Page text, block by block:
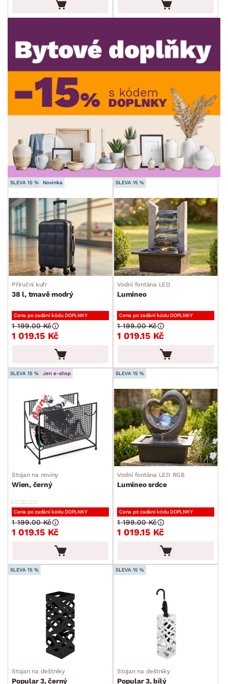
min. cm max. cm
max.
MATERIÁL
FUNKCE
POVRCHOVÁ ÚPRAVA
STYL
MÍSTNOST
SKLADOVOST
SLEVA 15 % Novinka
Příruční kufr
38 l, tmavě modrý
Cena po zadání kódu DOPLNKY
1 019.15 Kč
1 199.00 Kč
SLEVA 15 %
Vodní fontána LED
Lumineo
Cena po zadání kódu DOPLNKY
1 019.15 Kč
1 199.00 Kč
SLEVA 15 % Jen e-shop
Stojan na noviny
Wien, černý
Cena po zadání kódu DOPLNKY
1 019.15 Kč
1 199.00 Kč
SLEVA 15 %
Vodní fontána LED RGB
Lumineo srdce
Cena po zadání kódu DOPLNKY
1 019.15 Kč
1 199.00 Kč
SLEVA 15 %
Stojan na deštníky
Popular 3, černý
SLEVA 15 %
Stojan na deštníky
Popular 3, bílý